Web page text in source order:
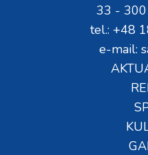
33 - 300
tel.: +48
e-mail: